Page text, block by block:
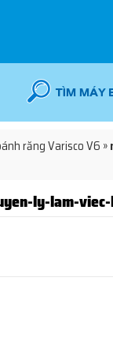
răng Varisco V6 »
ly-lam-